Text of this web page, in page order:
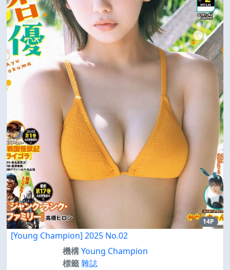
14P
[Young Champion] 2025 No.02
機構Young Champion
標籤雜誌